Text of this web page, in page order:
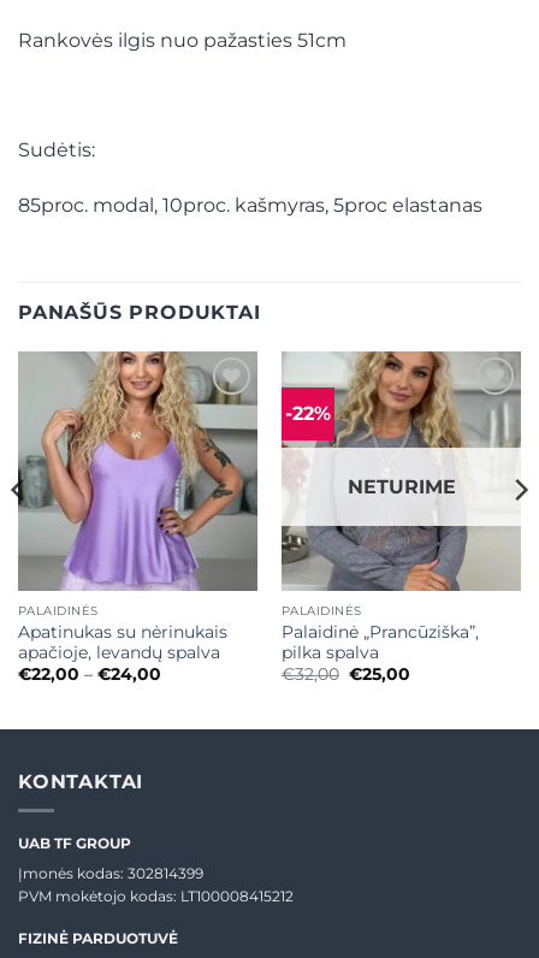
Rankovės ilgis nuo pažasties 51cm
Sudėtis:
85proc. modal, 10proc. kašmyras, 5proc elastanas
PANAŠŪS PRODUKTAI
Mėgstamiausias
PALAIDINĖS
Apatinukas su nėrinukais
apačioje, levandų spalva
€22,00 – €24,00Price
€24,00
-22% Mėgstamiausias
NETURIME
PALAIDINĖS
Palaidinė „Prancūziška”,
pilka spalva
€32,00 Original
price
€25,00Current
KONTAKTAI
UAB TF GROUP
Įmonės kodas: 302814399
PVM mokėtojo kodas: LT100008415212
FIZINĖ PARDUOTUVĖ